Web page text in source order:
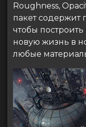
Roughness,
пакет содержит
чтобы
новую жизнь в
любые